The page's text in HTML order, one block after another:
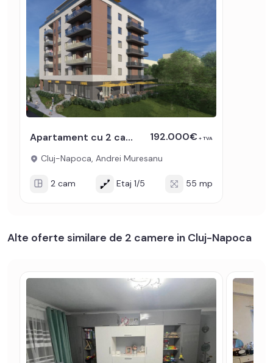
Apartament cu 2 camere in Andrei Muresanu bloc nou de vanzare 192.000€ + TVA
Cluj-Napoca, Andrei Muresanu
2 cam Etaj 1/5 55 mp
Alte oferte similare de 2 camere in Cluj-Napoca